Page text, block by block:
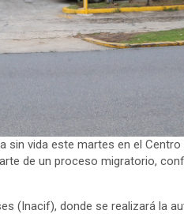
sin vida este martes en el Centro
de un proceso migratorio,
(Inacif), donde se realizará la